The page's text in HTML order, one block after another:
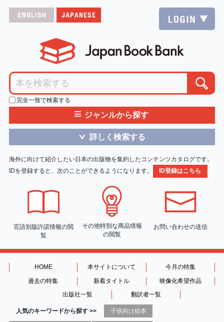
完全一致で検索する
≡ ジャンルから探す
＞ 詳しく検索する
海外に向けて紹介したい日本の出版物を集約したコンテンツカタログです。
IDを登録すると、次のことができるようになります。
ID登録はこちら
言語別版許諾情報の閲
覧
その他特別な商品情報
の閲覧
お問い合わせの送信
HOME 本サイトについて
今月の特集
過去の特集
新着タイトル
映像化希望作品
出版社一覧
翻訳者一覧
人気のキーワードから探す >> 子供向け絵本